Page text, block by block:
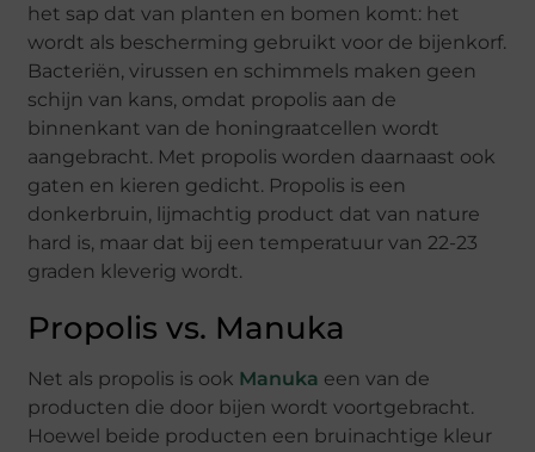
het sap dat van planten en bomen komt: het
wordt als bescherming gebruikt voor de bijenkorf.
Bacteriën, virussen en schimmels maken geen
schijn van kans, omdat propolis aan de
binnenkant van de honingraatcellen wordt
aangebracht. Met propolis worden daarnaast ook
gaten en kieren gedicht. Propolis is een
donkerbruin, lijmachtig product dat van nature
hard is, maar dat bij een temperatuur van 22-23
graden kleverig wordt.
Propolis vs. Manuka
Net als propolis is ook Manuka een van de
producten die door bijen wordt voortgebracht.
Hoewel beide producten een bruinachtige kleur